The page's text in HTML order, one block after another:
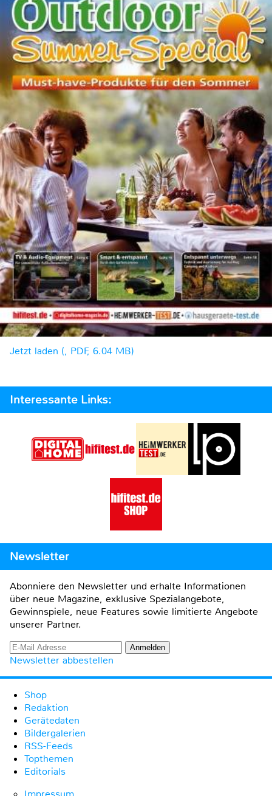
Jetzt laden (, PDF, 6.04 MB)
Interessante Links:
Newsletter
Abonniere den Newsletter und erhalte Informationen
über neue Magazine, exklusive Spezialangebote,
Gewinnspiele, neue Features sowie limitierte Angebote
unserer Partner.
Newsletter abbestellen
Shop
Redaktion
Gerätedaten
Bildergalerien
RSS-Feeds
Topthemen
Editorials